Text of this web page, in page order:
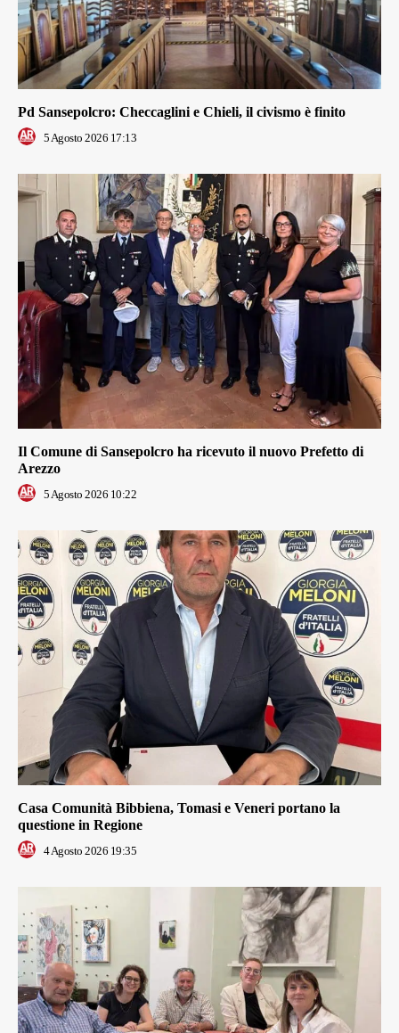
Pd Sansepolcro: Checcaglini e Chieli, il civismo è finito
5 Agosto 2026 17:13
Il Comune di Sansepolcro ha ricevuto il nuovo Prefetto di
Arezzo
5 Agosto 2026 10:22
Casa Comunità Bibbiena, Tomasi e Veneri portano la
questione in Regione
4 Agosto 2026 19:35